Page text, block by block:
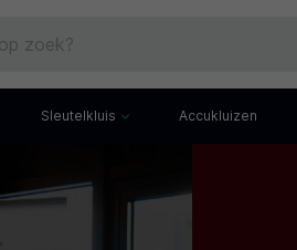
Sleutelkluis
Inbraakwerende sleutelkluis
Accukluizen